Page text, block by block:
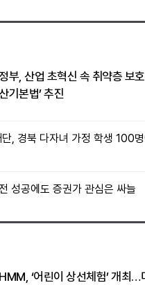
부, 산업 초혁신 속 취약층 보
기본법’ 추진
, 경북 다자녀 가정 학생 100
성공에도 증권가 관심은 싸늘
HMM, ‘어린이 상선체험’ 개최…